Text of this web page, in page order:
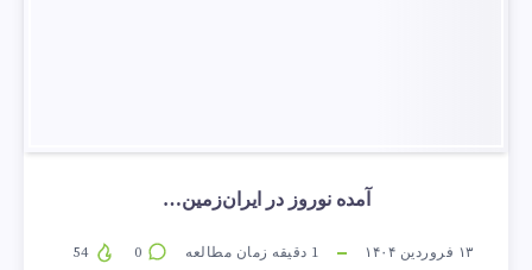
آمده نوروز در ایران‌زمین…
۱۳ فروردین ۱۴۰۴ 1 دقیقه زمان مطالعه 0
54